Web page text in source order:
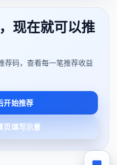
现在就可以推
荐码，查看每一笔推荐收益
开始推荐
页填写示意